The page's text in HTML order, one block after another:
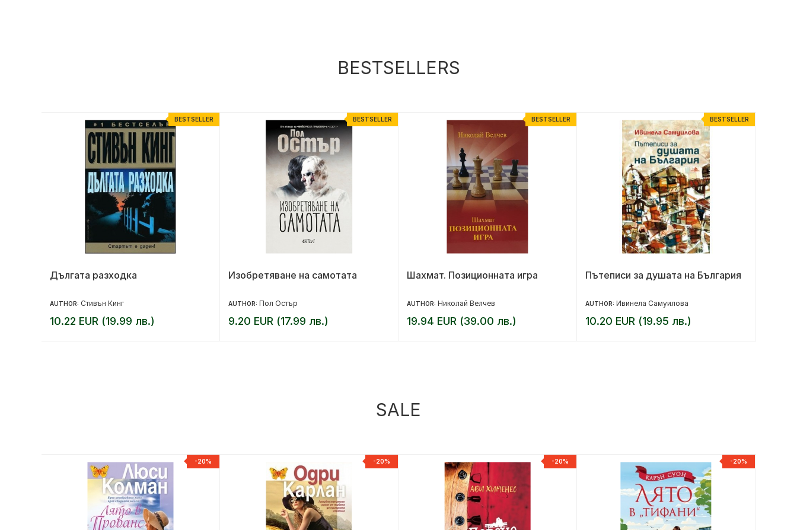
BESTSELLERS
BESTSELLER
Дългата разходка
AUTHOR: Стивън Кинг
10.22 EUR (19.99 лв.)
BESTSELLER
Изобретяване на самотата
AUTHOR: Пол Остър
9.20 EUR (17.99 лв.)
BESTSELLER
Шахмат. Позиционната игра
AUTHOR: Николай Велчев
19.94 EUR (39.00 лв.)
BESTSELLER
Пътеписи за душата на България
AUTHOR: Ивинела Самуилова
10.20 EUR (19.95 лв.)
SALE
-20% -20% -20% -20%